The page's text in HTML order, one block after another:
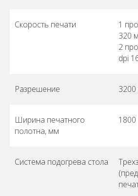
Скорость печати
1
320
2
dpi
Разрешение 3200
Ширина печатного
полотна, мм
1800
Система подогрева стола